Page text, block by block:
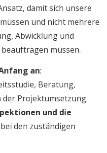
damit sich unsere
und nicht mehrere
Abwicklung und
müssen.
an:
Beratung,
der Projektumsetzung
und die
den zuständigen